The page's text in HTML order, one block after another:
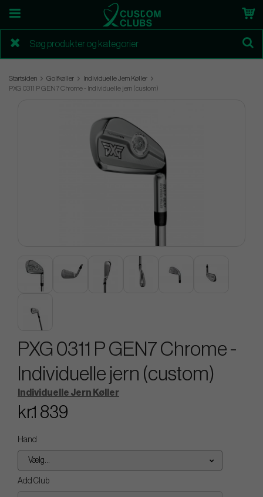
Startsiden Golfkøller
Individuelle Jern Køller
PXG 0311 P GEN7 Chrome - Individuelle jern (custom)
PXG 0311 P GEN7 Chrome -
Individuelle jern (custom)
Individuelle Jern Køller
kr.1 839
Hand
Vælg...
Add Club